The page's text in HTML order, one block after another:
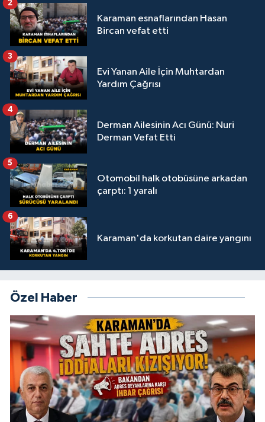
Karaman esnaflarından Hasan
Bircan vefat etti
2
Evi Yanan Aile İçin Muhtardan
Yardım Çağrısı
3
Derman Ailesinin Acı Günü: Nuri
Derman Vefat Etti
4
Otomobil halk otobüsüne arkadan
çarptı: 1 yaralı
5
Karaman'da korkutan daire yangını
6
Özel Haber